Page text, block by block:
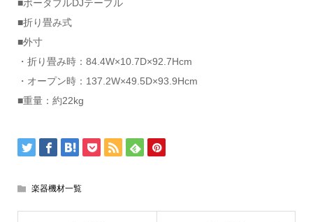
■ポータブルDJテーブル
■折り畳み式
■外寸
・折り畳み時：84.4W×10.7D×92.7Hcm
・オープン時：137.2W×49.5D×93.9Hcm
■重量：約22kg
楽器機材一覧